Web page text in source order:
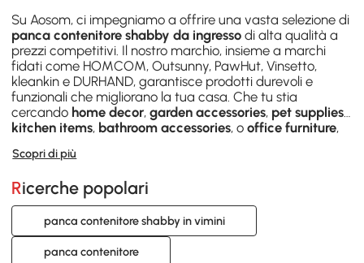
Su Aosom, ci impegniamo a offrire una vasta selezione di
panca contenitore shabby da ingresso di alta qualità a
prezzi competitivi. Il nostro marchio, insieme a marchi
fidati come HOMCOM, Outsunny, PawHut, Vinsetto,
kleankin e DURHAND, garantisce prodotti durevoli e
funzionali che migliorano la tua casa. Che tu stia
cercando home decor,garden accessories, pet supplies
kitchen items, bathroom accessories, ooffice furniture,
panca contenitore shabby da ingresso
senza pensieri.
Scopri di più
Ricerche popolari
panca contenitore shabby in vimini
panca contenitore